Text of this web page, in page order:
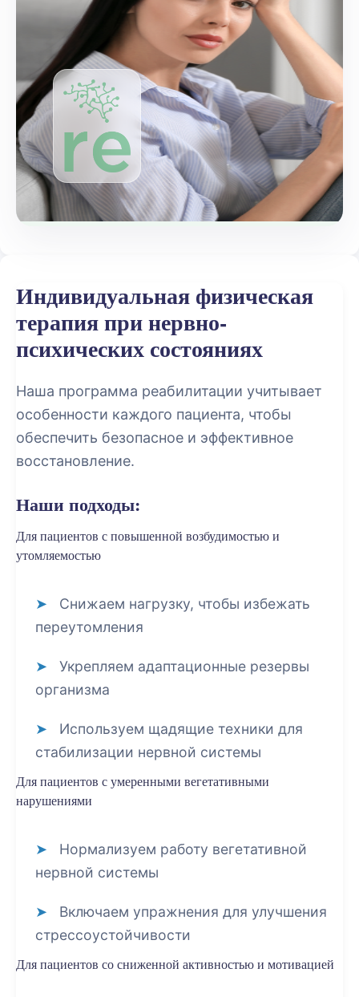
Индивидуальная физическая
терапия при нервно-
психических состояниях
Наша программа реабилитации учитывает
особенности каждого пациента, чтобы
обеспечить безопасное и эффективное
восстановление.
Наши подходы:
Для пациентов с повышенной возбудимостью и
утомляемостью
Снижаем нагрузку, чтобы избежать
переутомления
Укрепляем адаптационные резервы
организма
Используем щадящие техники для
стабилизации нервной системы
Для пациентов с умеренными вегетативными
нарушениями
Нормализуем работу вегетативной
нервной системы
Включаем упражнения для улучшения
стрессоустойчивости
Для пациентов со сниженной активностью и мотивацией